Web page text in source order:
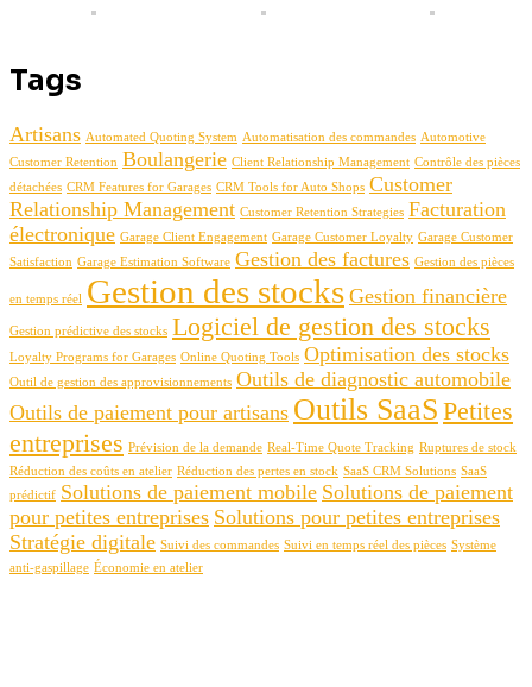
Tags
Artisans Automated Quoting System Automatisation des commandes Automotive
Customer Retention Boulangerie Client Relationship Management Contrôle des pièces
détachées CRM Features for Garages CRM Tools for Auto Shops Customer
Relationship Management Customer Retention Strategies Facturation
électronique Garage Client Engagement Garage Customer Loyalty Garage Customer
Satisfaction Garage Estimation Software Gestion des factures Gestion des pièces
en temps réel Gestion des stocks Gestion financière
Gestion prédictive des stocks Logiciel de gestion des stocks
Loyalty Programs for Garages Online Quoting Tools Optimisation des stocks
Outil de gestion des approvisionnements Outils de diagnostic automobile
Outils de paiement pour artisans Outils SaaS Petites
entreprises Prévision de la demande Real-Time Quote Tracking Ruptures de stock
Réduction des coûts en atelier Réduction des pertes en stock SaaS CRM Solutions SaaS
prédictif Solutions de paiement mobile Solutions de paiement
pour petites entreprises Solutions pour petites entreprises
Stratégie digitale Suivi des commandes Suivi en temps réel des pièces Système
anti-gaspillage Économie en atelier